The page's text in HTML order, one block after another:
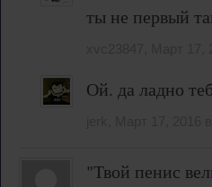
ты не первый
Ой. да ладно
"Твой пенис